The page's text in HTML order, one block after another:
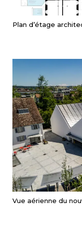
Plan d’étage
Vue aérienne du